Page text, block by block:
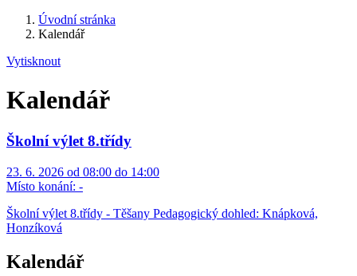
Úvodní stránka
Kalendář
Vytisknout
Kalendář
Školní výlet 8.třídy
23. 6. 2026 od 08:00 do 14:00
Místo konání: -
Školní výlet 8.třídy - Těšany Pedagogický dohled: Knápková,
Honzíková
Kalendář